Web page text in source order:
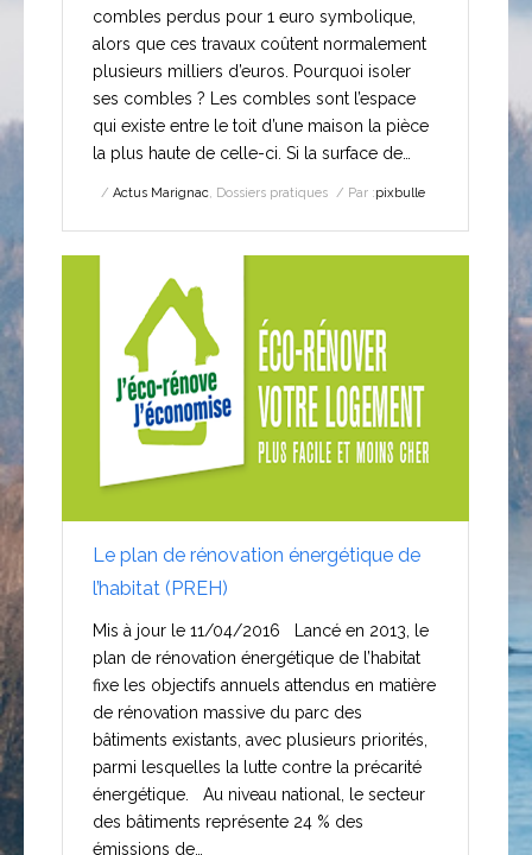
combles perdus pour 1 euro symbolique,
alors que ces travaux coûtent normalement
plusieurs milliers d’euros. Pourquoi isoler
ses combles ? Les combles sont l’espace
qui existe entre le toit d’une maison la pièce
la plus haute de celle-ci. Si la surface de…
Actus Marignac, Dossiers pratiques Par :pixbulle
Le plan de rénovation énergétique de
l’habitat (PREH)
Mis à jour le 11/04/2016 Lancé en 2013, le
plan de rénovation énergétique de l’habitat
fixe les objectifs annuels attendus en matière
de rénovation massive du parc des
bâtiments existants, avec plusieurs priorités,
parmi lesquelles la lutte contre la précarité
énergétique. Au niveau national, le secteur
des bâtiments représente 24 % des
émissions de…